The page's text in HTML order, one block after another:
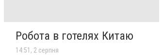
Робота в готелях Китаю
14:51, 2 серпня